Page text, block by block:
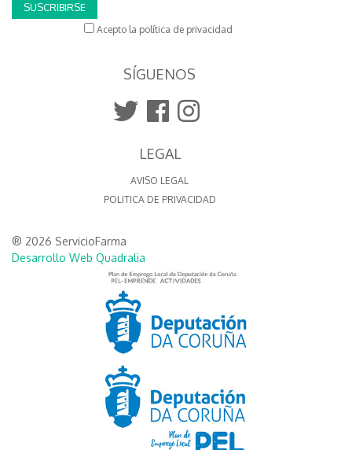
SUSCRIBIRSE
Acepto la política de privacidad
SÍGUENOS
LEGAL
AVISO LEGAL
POLITICA DE PRIVACIDAD
® 2026 ServicioFarma
Desarrollo Web Quadralia